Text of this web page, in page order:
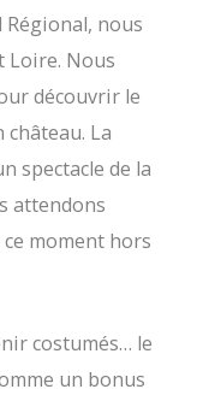
nous
Loire. Nous
découvrir le
La
spectacle de la
attendons
moment hors
costumés… le
un bonus